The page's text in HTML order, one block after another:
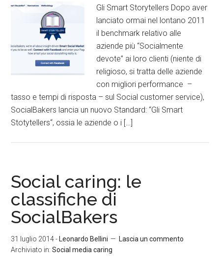
Gli Smart Storytellers Dopo aver
lanciato ormai nel lontano 2011
il benchmark relativo alle
aziende più “Socialmente
devote” ai loro clienti (niente di
religioso, si tratta delle aziende
con migliori performance –
tasso e tempi di risposta – sul Social customer service),
SocialBakers lancia un nuovo Standard: “Gli Smart
Stotytellers“, ossia le aziende o i […]
Social caring: le
classifiche di
SocialBakers
31 luglio 2014- Leonardo Bellini
Lascia un commento
Archiviato in:Social media caring